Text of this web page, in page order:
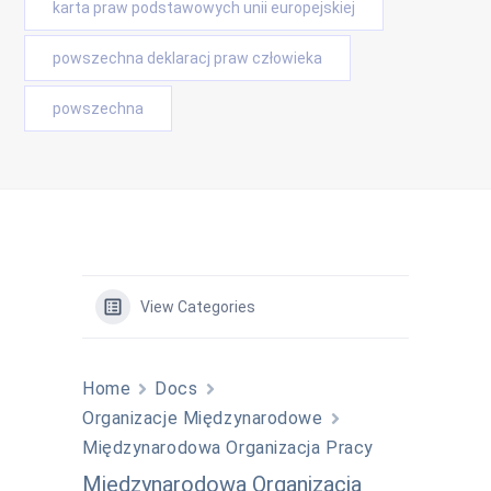
karta praw podstawowych unii europejskiej
powszechna deklaracj praw człowieka
powszechna
View Categories
Home
Docs
Organizacje Międzynarodowe
Międzynarodowa Organizacja Pracy
Międzynarodowa Organizacja